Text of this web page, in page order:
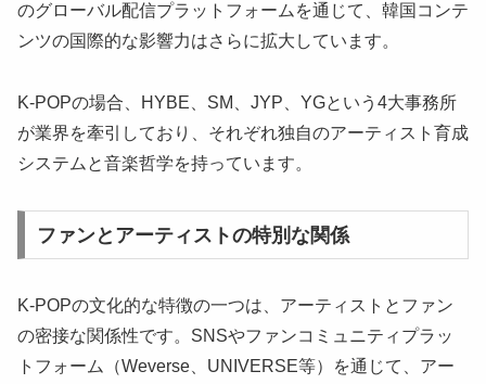
のグローバル配信プラットフォームを通じて、韓国コンテ
ンツの国際的な影響力はさらに拡大しています。
K-POPの場合、HYBE、SM、JYP、YGという4大事務所
が業界を牽引しており、それぞれ独自のアーティスト育成
システムと音楽哲学を持っています。
ファンとアーティストの特別な関係
K-POPの文化的な特徴の一つは、アーティストとファン
の密接な関係性です。SNSやファンコミュニティプラッ
トフォーム（Weverse、UNIVERSE等）を通じて、アー